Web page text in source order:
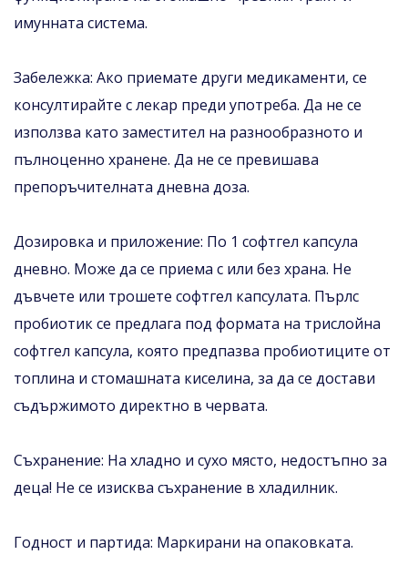
имунната система.
Забележка: Ако приемате други медикаменти, се
консултирайте с лекар преди употреба. Да не се
използва като заместител на разнообразното и
пълноценно хранене. Да не се превишава
препоръчителната дневна доза.
Дозировка и приложение: По 1 софтгел капсула
дневно. Може да се приема с или без храна. Не
дъвчете или трошете софтгел капсулата. Пърлс
пробиотик се предлага под формата на трислойна
софтгел капсула, която предпазва пробиотиците от
топлина и стомашната киселина, за да се достави
съдържимото директно в червата.
Съхранение: На хладно и сухо място, недостъпно за
деца! Не се изисква съхранение в хладилник.
Годност и партида: Маркирани на опаковката.